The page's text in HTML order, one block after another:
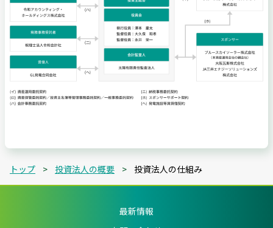
トップ 投資法人の概要 投資法人の仕組み
最新情報